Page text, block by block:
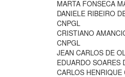
MARTA FONSECA
DANIELE RIBEIRO
CNPGL
CRISTIANO
CNPGL
JEAN CARLOS DE
EDUARDO SOARES
CARLOS